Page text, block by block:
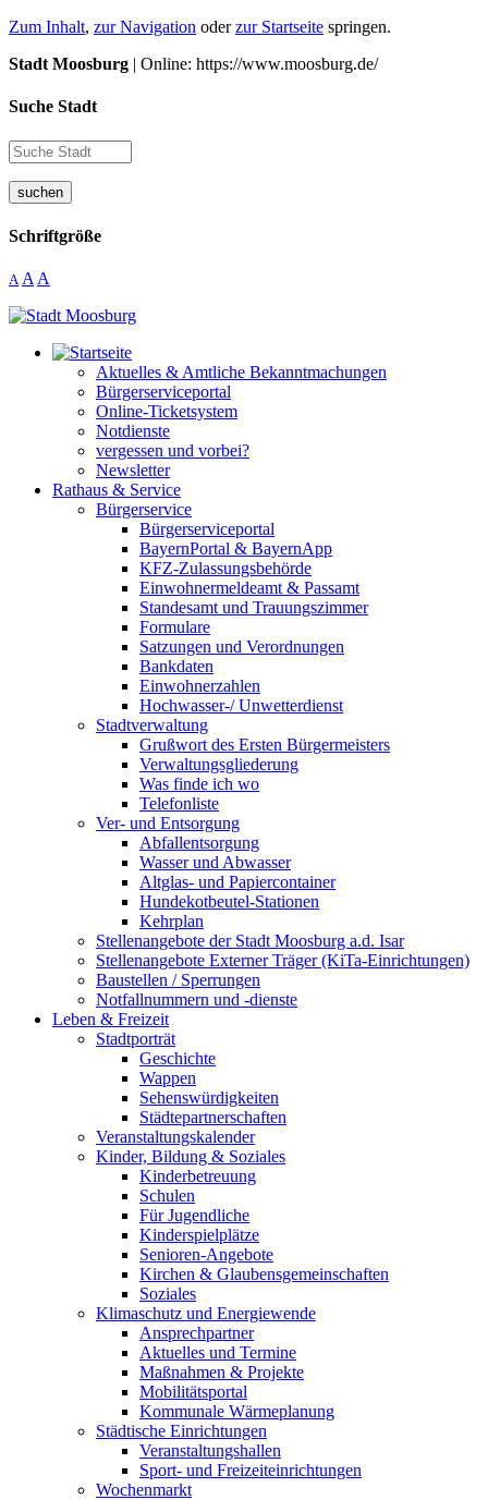
Zum Inhalt, zur Navigation oderzur Startseite springen.
Stadt Moosburg | Online: https://www.moosburg.de/
Suche Stadt
suchen
Schriftgröße
A A A
Aktuelles & Amtliche Bekanntmachungen
Bürgerserviceportal
Online-Ticketsystem
Notdienste
vergessen und vorbei?
Newsletter
Rathaus & Service
Bürgerservice
Bürgerserviceportal
BayernPortal & BayernApp
KFZ-Zulassungsbehörde
Einwohnermeldeamt & Passamt
Standesamt und Trauungszimmer
Formulare
Satzungen und Verordnungen
Bankdaten
Einwohnerzahlen
Hochwasser-/ Unwetterdienst
Stadtverwaltung
Grußwort des Ersten Bürgermeisters
Verwaltungsgliederung
Was finde ich wo
Telefonliste
Ver- und Entsorgung
Abfallentsorgung
Wasser und Abwasser
Altglas- und Papiercontainer
Hundekotbeutel-Stationen
Kehrplan
Stellenangebote der Stadt Moosburg a.d. Isar
Stellenangebote Externer Träger (KiTa-Einrichtungen)
Baustellen / Sperrungen
Notfallnummern und -dienste
Leben & Freizeit
Stadtporträt
Geschichte
Wappen
Sehenswürdigkeiten
Städtepartnerschaften
Veranstaltungskalender
Kinder, Bildung & Soziales
Kinderbetreuung
Schulen
Für Jugendliche
Kinderspielplätze
Senioren-Angebote
Kirchen & Glaubensgemeinschaften
Soziales
Klimaschutz und Energiewende
Ansprechpartner
Aktuelles und Termine
Maßnahmen & Projekte
Mobilitätsportal
Kommunale Wärmeplanung
Städtische Einrichtungen
Veranstaltungshallen
Sport- und Freizeiteinrichtungen
Wochenmarkt